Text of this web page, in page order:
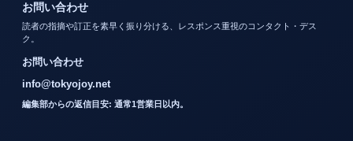
お問い合わせ
読者の指摘や訂正を素早く振り分ける、レスポンス重視のコンタクト・デス
ク。
お問い合わせ
info@tokyojoy.net
編集部からの返信目安: 通常1営業日以内。